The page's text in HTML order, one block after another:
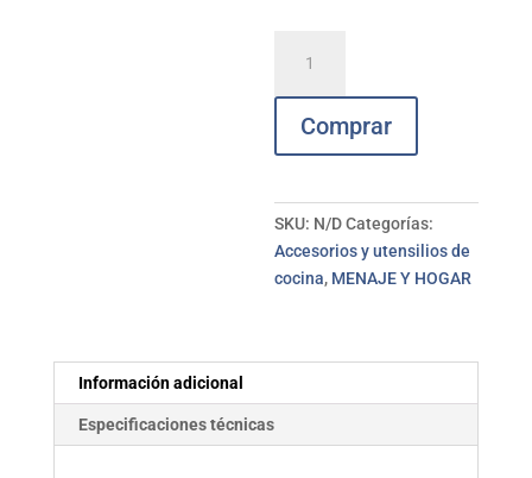
rizado
desmontable
Venus
32
cantidad
Comprar
SKU: N/DCategorías:
Accesorios y utensilios de
cocina, MENAJE Y HOGAR
Información adicional
Especificaciones técnicas